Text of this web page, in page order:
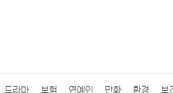
드라마 보험 연예인 만화 환경 보